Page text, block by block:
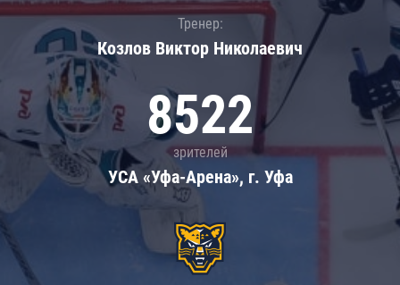
Тренер:
Козлов Виктор Николаевич
8522
зрителей
УСА «Уфа-Арена», г. Уфа